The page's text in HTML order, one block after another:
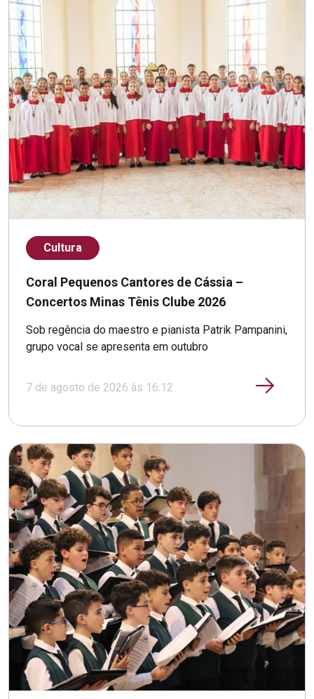
Cultura
Coral Pequenos Cantores de Cássia –
Concertos Minas Tênis Clube 2026
Sob regência do maestro e pianista Patrik Pampanini,
grupo vocal se apresenta em outubro
7 de agosto de 2026 às 16:12